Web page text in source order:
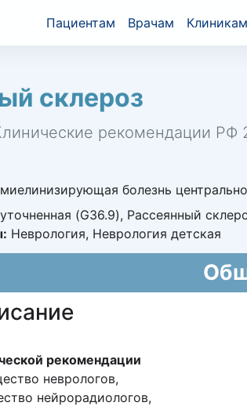
Пациентам Врачам Клиникам
склероз
рекомендации РФ
болезнь
(G36.9), Рассеянный
Неврология, Неврология детская
рекомендации
неврологов,
нейрорадиологов,